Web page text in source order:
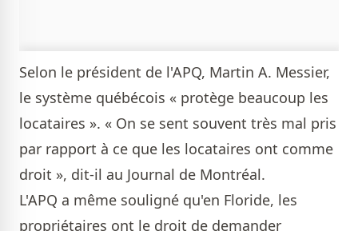
Selon le président de l'APQ, Martin A. Messier,
le système québécois « protège beaucoup les
locataires ». « On se sent souvent très mal pris
par rapport à ce que les locataires ont comme
droit », dit-il au Journal de Montréal.
L'APQ a même souligné qu'en Floride, les
propriétaires ont le droit de demander